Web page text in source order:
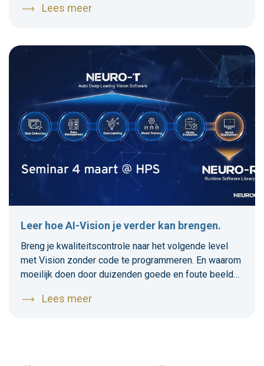
je bijpraten over de mogelijkheden of meteen je
Lees meer
Leer hoe AI-Vision je verder kan brengen.
Breng je kwaliteitscontrole naar het volgende level
met Vision zonder code te programmeren. En waarom
moeilijk doen door duizenden goede en foute beelden
eenvoudige software van Neurocle is een Vision-
Lees meer